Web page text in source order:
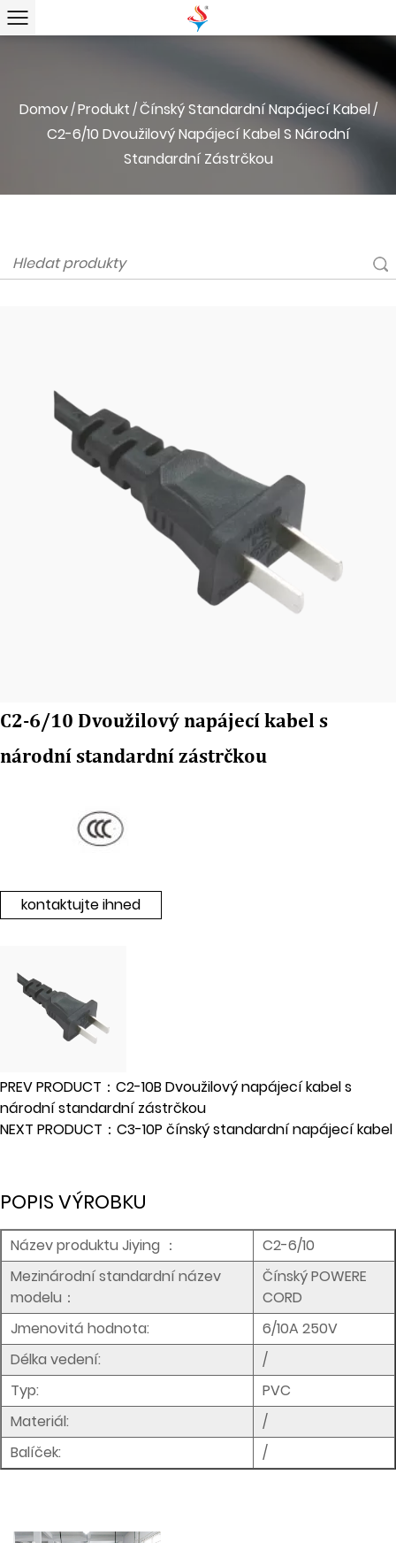
Domov/Produkt /Čínský Standardní Napájecí Kabel/
C2-6/10 Dvoužilový Napájecí Kabel S Národní
Standardní Zástrčkou
C2-6/10 Dvoužilový napájecí kabel s
národní standardní zástrčkou
kontaktujte ihned
PREV PRODUCT：C2-10B Dvoužilový napájecí kabel s
národní standardní zástrčkou
NEXT PRODUCT：C3-10P čínský standardní napájecí kabel
POPIS VÝROBKU
Název produktu Jiying ：
C2-6/10
Mezinárodní standardní název
modelu：
Čínský POWERE
CORD
Jmenovitá hodnota:
6/10A 250V
Délka vedení:
/
Typ:
PVC
Materiál:
/
Balíček:
/